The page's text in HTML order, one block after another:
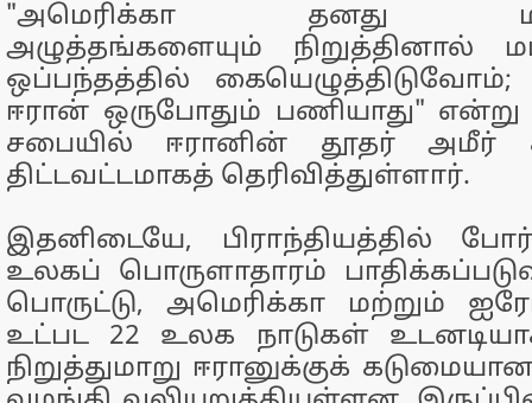
"அமெரிக்கா தனது
அழுத்தங்களையும் நிறுத்தினால்
ஒப்பந்தத்தில் கையெழுத்திடுவோம்;
ஈரான் ஒருபோதும் பணியாது" என்று
சபையில் ஈரானின் தூதர் அமீர்
திட்டவட்டமாகத் தெரிவித்துள்ளார்.
இதனிடையே, பிராந்தியத்தில்
உலகப் பொருளாதாரம்
பொருட்டு, அமெரிக்கா மற்றும்
உட்பட 22 உலக நாடுகள்
நிறுத்துமாறு ஈரானுக்குக்